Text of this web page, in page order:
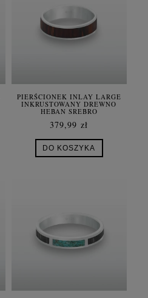
PIERŚCIONEK INLAY LARGE
INKRUSTOWANY DREWNO
HEBAN SREBRO
379,99 zł
DO KOSZYKA